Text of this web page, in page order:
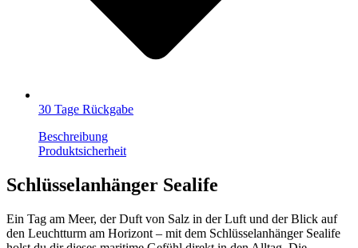
30 Tage Rückgabe
Beschreibung
Produktsicherheit
Schlüsselanhänger Sealife
Ein Tag am Meer, der Duft von Salz in der Luft und der Blick auf
den Leuchtturm am Horizont – mit dem Schlüsselanhänger Sealife